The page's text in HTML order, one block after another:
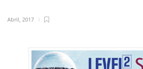
Abril, 2017